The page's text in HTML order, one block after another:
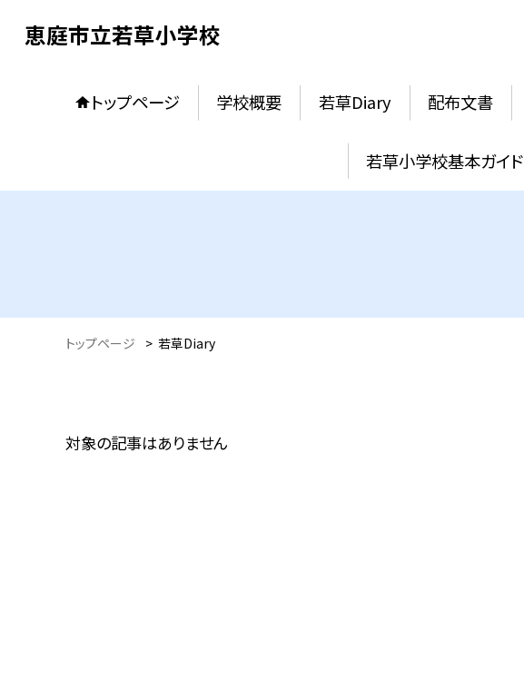
恵庭市立若草小学校
トップページ 学校概要 若草Diary 配布文書
若草小学校基本ガイド
トップページ > 若草Diary
対象の記事はありません